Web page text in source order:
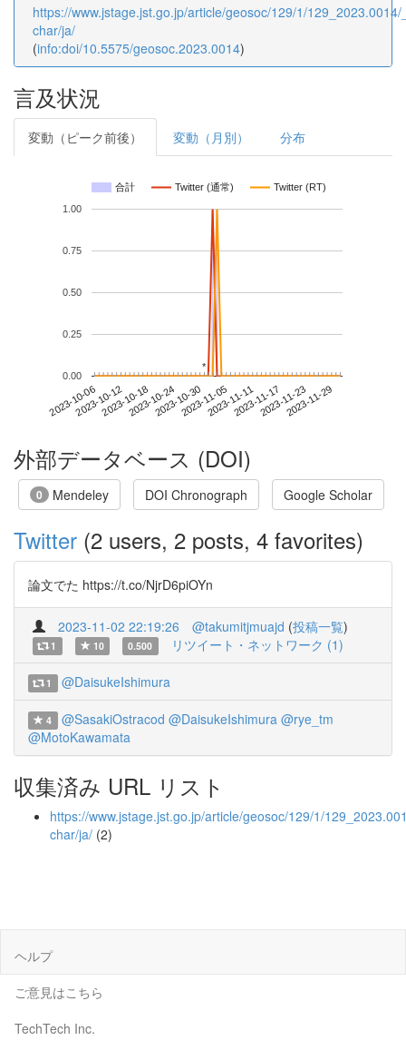
https://www.jstage.jst.go.jp/article/geosoc/129/1/129_2023.0014/
char/ja/
(info:doi/10.5575/geosoc.2023.0014)
言及状況
変動（ピーク前後） 変動（月別） 分布
合計 Twitter (通常) Twitter (RT)
2023-10-062023-10-122023-10-182023-10-242023-10-302023-11-052023-11-112023-11-172023-11-232023-11-29
0.00
0.25
0.50
0.75
1.00
**
外部データベース (DOI)
0 Mendeley DOI Chronograph Google Scholar
Twitter (2 users, 2 posts, 4 favorites)
論文でた https://t.co/NjrD6piOYn
2023-11-02 22:19:26 @takumitjmuajd (投稿一覧)
1 10 0.500 リツイート・ネットワーク (1)
1 @DaisukeIshimura
4 @SasakiOstracod @DaisukeIshimura @rye_tm
@MotoKawamata
収集済み URL リスト
https://www.jstage.jst.go.jp/article/geosoc/129/1/
char/ja/ (2)
ヘルプ
ご意見はこちら
TechTech Inc.